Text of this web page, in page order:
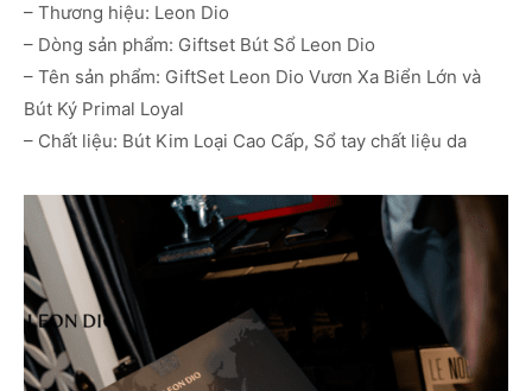
– Thương hiệu: Leon Dio
– Dòng sản phẩm: Giftset Bút Sổ Leon Dio
– Tên sản phẩm: GiftSet Leon Dio Vươn Xa Biển Lớn và
Bút Ký Primal Loyal
– Chất liệu: Bút Kim Loại Cao Cấp, Sổ tay chất liệu da